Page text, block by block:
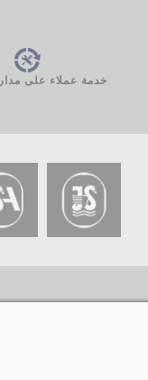
خدمة عملاء على مدار 24 ساعة